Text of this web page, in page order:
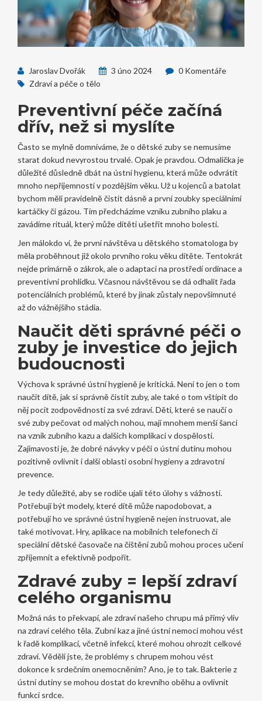
Jaroslav Dvořák 3 úno 2024
0 Komentáře
Zdraví a péče o tělo
Preventivní péče začíná
dřív, než si myslíte
Často se mylně domníváme, že o dětské zuby se nemusíme
starat dokud nevyrostou trvalé. Opak je pravdou. Odmalička je
důležité důsledně dbát na ústní hygienu, která může odvrátit
mnoho nepříjemností v pozdějším věku. Už u kojenců a batolat
bychom měli pravidelně čistit dásně a první zoubky speciálními
kartáčky či gázou. Tím předcházíme vzniku zubního plaku a
zavádíme rituál, který může dítěti ušetřit mnoho bolesti.
Jen málokdo ví, že první návštěva u dětského stomatologa by
měla proběhnout již okolo prvního roku věku dítěte. Tentokrát
nejde primárně o zákrok, ale o adaptaci na prostředí ordinace a
preventivní prohlídku. Včasnou návštěvou se dá odhalit řada
potenciálních problémů, které by jinak zůstaly nepovšimnuté
až do vážnějšího stádia.
Naučit děti správné péči o
zuby je investice do jejich
budoucnosti
Výchova k správné ústní hygieně je kritická. Není to jen o tom
naučit dítě, jak si správně čistit zuby, ale také o tom vštípit do
něj pocit zodpovědnosti za své zdraví. Děti, které se naučí o
své zuby pečovat od malých nohou, mají mnohem menší šanci
na vznik zubního kazu a dalších komplikací v dospělosti.
Zajímavostí je, že dobré návyky v péči o ústní dutinu mohou
pozitivně ovlivnit i další oblasti osobní hygieny a zdravotní
prevence.
Je tedy důležité, aby se rodiče ujali této úlohy s vážností.
Potřebují být modely, které dítě může napodobovat, a
potřebují ho ve správné ústní hygieně nejen instruovat, ale
také motivovat. Hry, aplikace na mobilních telefonech či
speciální dětské časovače na čištění zubů mohou proces učení
zpříjemnit a efektivně podpořit.
Zdravé zuby = lepší zdraví
celého organismu
Možná nás to překvapí, ale zdraví našeho chrupu má přímý vliv
na zdraví celého těla. Zubní kaz a jiné ústní nemoci mohou vést
k řadě komplikací, včetně infekcí, které mohou ohrozit celkové
zdraví. Věděli jste, že problémy s chrupem mohou vést
dokonce k srdečním onemocněním? Ano, je to tak. Bakterie z
ústní dutiny se mohou dostat do krevního oběhu a ovlivnit
funkci srdce.